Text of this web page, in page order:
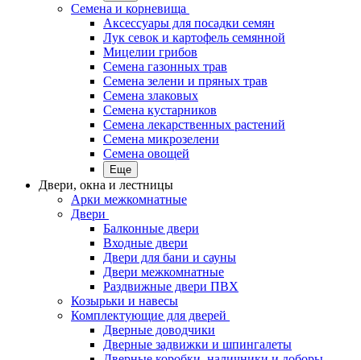
Семена и корневища
Аксессуары для посадки семян
Лук севок и картофель семянной
Мицелии грибов
Семена газонных трав
Семена зелени и пряных трав
Семена злаковых
Семена кустарников
Семена лекарственных растений
Семена микрозелени
Семена овощей
Еще
Двери, окна и лестницы
Арки межкомнатные
Двери
Балконные двери
Входные двери
Двери для бани и сауны
Двери межкомнатные
Раздвижные двери ПВХ
Козырьки и навесы
Комплектующие для дверей
Дверные доводчики
Дверные задвижки и шпингалеты